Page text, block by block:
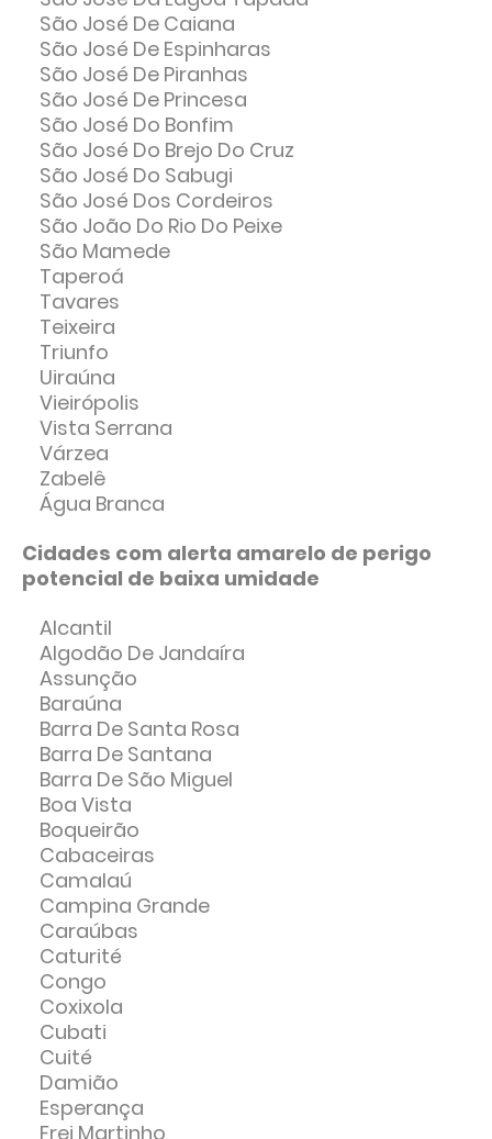
São José De Caiana
São José De Espinharas
São José De Piranhas
São José De Princesa
São José Do Bonfim
São José Do Brejo Do Cruz
São José Do Sabugi
São José Dos Cordeiros
São João Do Rio Do Peixe
São Mamede
Taperoá
Tavares
Teixeira
Triunfo
Uiraúna
Vieirópolis
Vista Serrana
Várzea
Zabelê
Água Branca
Cidades com alerta amarelo de perigo
potencial de baixa umidade
Alcantil
Algodão De Jandaíra
Assunção
Baraúna
Barra De Santa Rosa
Barra De Santana
Barra De São Miguel
Boa Vista
Boqueirão
Cabaceiras
Camalaú
Campina Grande
Caraúbas
Caturité
Congo
Coxixola
Cubati
Cuité
Damião
Esperança
Frei Martinho